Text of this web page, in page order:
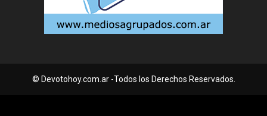
© Devotohoy.com.ar -Todos los Derechos Reservados.